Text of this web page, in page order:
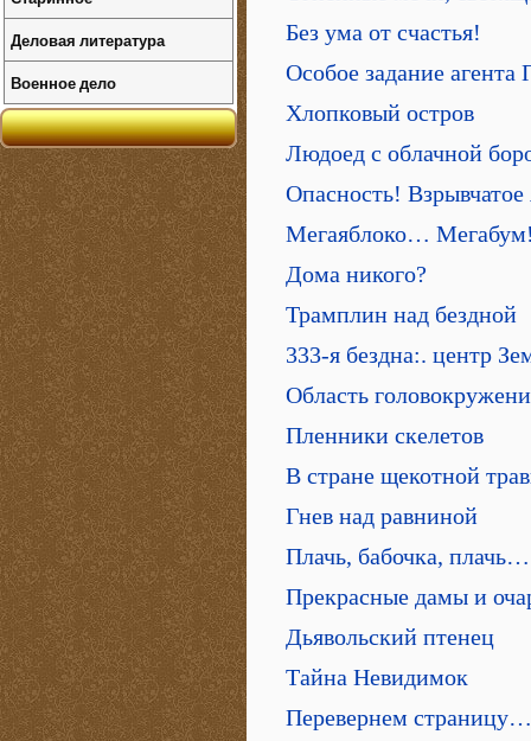
Без ума от счастья!
Особое задание агента
Хлопковый остров
Людоед с облачной
Опасность! Взрывчатое
Мегаяблоко…
Дома никого?
Трамплин над бездной
333-я бездна:. центр
Область
Пленники скелетов
В стране щекотной
Гнев над равниной
Плачь, бабочка, плачь…
Прекрасные дамы и
Дьявольский птенец
Тайна Невидимок
Перевернем страницу…
Деловая литература
Военное дело